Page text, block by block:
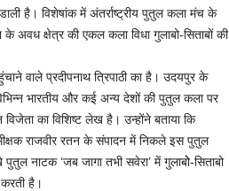
है। विशेषांक में अंतर्राष्ट्रीय पुतुल कला मंच के
अवध क्षेत्र की एकल कला विधा गुलाबो-सिताबों की
वाले प्रदीपनाथ त्रिपाठी का है। उदयपुर के
विभिन्न भारतीय और कई अन्य देशों की पुतुल कला पर
का विशिष्ट लेख है। उन्होंने बताया कि
राजवीर रतन के संपादन में निकले इस पुतुल
नाटक ‘जब जागा तभी सवेरा’ में गुलाबोे-सिताबो
है।